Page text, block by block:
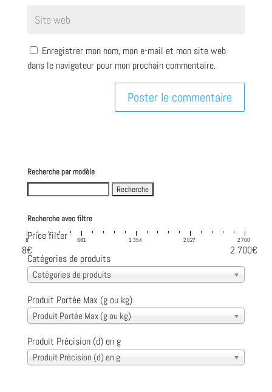
Enregistrer mon nom, mon e-mail et mon site web
dans le navigateur pour mon prochain commentaire.
Recherche par modèle
Recherche avec filtre
Price filter
8€
2 700€
8 681 1 354 2 027 2 700
Catégories de produits
Catégories de produits
Produit Portée Max (g ou kg)
Produit Portée Max (g ou kg)
Produit Précision (d) en g
Produit Précision (d) en g